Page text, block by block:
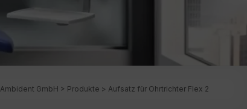
Ambident GmbH > Produkte > Aufsatz für Ohrtrichter Flex 2